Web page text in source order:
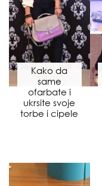
Kako da
same
ofarbate i
ukrsite svoje
torbe i cipele